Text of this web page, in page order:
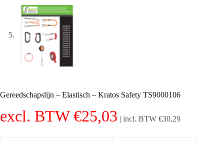
Gereedschapslijn – Elastisch – Kratos Safety TS9000106
excl. BTW€25,03 | incl. BTW €30,29